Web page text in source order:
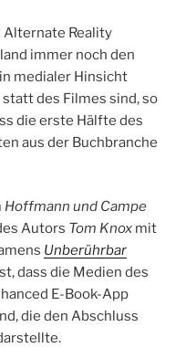
Alternate Reality
immer noch den
medialer Hinsicht
des Filmes sind, so
die erste Hälfte des
aus der Buchbranche
Hoffmann und Campe
Autors Tom Knox mit
Unberührbar
dass die Medien des
E-Book-App
die den Abschluss